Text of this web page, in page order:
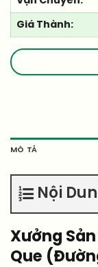
Giá Thành:
MÔ TẢ
Nội
Xưởng
Que